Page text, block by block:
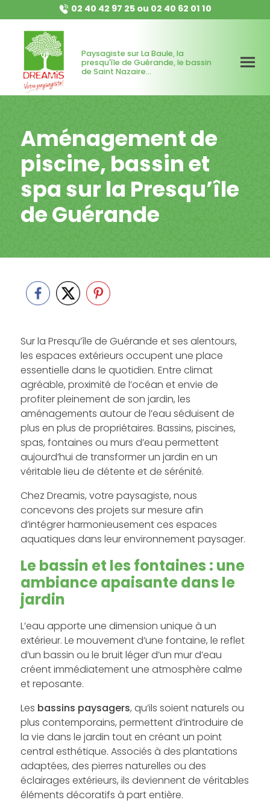
02 40 42 97 25ou 02 40 62 01 10
Paysagiste sur La Baule, la
presqu'île de Guérande, le bassin
de Saint Nazaire...
Aménagement de
piscine, bassin et
spa sur la Presqu’île
de Guérande
Sur la Presqu’île de Guérande et ses alentours,
les espaces extérieurs occupent une place
essentielle dans le quotidien. Entre climat
agréable, proximité de l’océan et envie de
profiter pleinement de son jardin, les
aménagements autour de l’eau séduisent de
plus en plus de propriétaires. Bassins, piscines,
spas, fontaines ou murs d’eau permettent
aujourd’hui de transformer un jardin en un
véritable lieu de détente et de sérénité.
Chez Dreamis, votre paysagiste, nous
concevons des projets sur mesure afin
d’intégrer harmonieusement ces espaces
aquatiques dans leur environnement paysager.
Le bassin et les fontaines : une
ambiance apaisante dans le
jardin
L’eau apporte une dimension unique à un
extérieur. Le mouvement d’une fontaine, le reflet
d’un bassin ou le bruit léger d’un mur d’eau
créent immédiatement une atmosphère calme
et reposante.
Les bassins paysagers, qu’ils soient naturels ou
plus contemporains, permettent d’introduire de
la vie dans le jardin tout en créant un point
central esthétique. Associés à des plantations
adaptées, des pierres naturelles ou des
éclairages extérieurs, ils deviennent de véritables
éléments décoratifs à part entière.